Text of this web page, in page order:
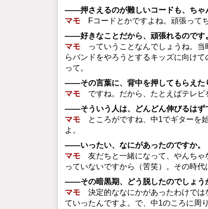
――押さえるのが難しいコードも、ちゃ
マモ Fコードとかですよね。頑張って
――好きなことだから、頑張れるのです
マモ っていうことなんでしょうね。当
らバンドをやろうとするキッズに向け
って。
――その言葉に、背中を押してもらえた
マモ ですね。だから、たとえばテレビ
――そういう人は、どんどん伸びるはず
マモ ところがですね、中1でギターを
よ。
――いったい、なにがあったのですか。
マモ 友だちと一緒になって、やんちゃ
っていないですから（苦笑）。その時代
――その暗黒期、どう脱したのでしょう
マモ 決定的ななにかがあったわけでは
ていったんですよ。で、中1のころに周